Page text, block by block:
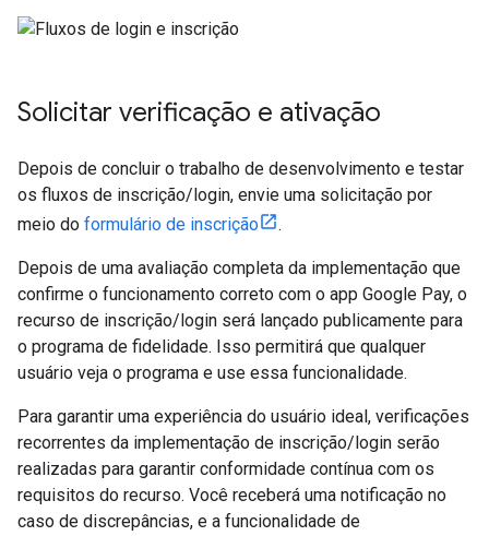
Solicitar verificação e ativação
Depois de concluir o trabalho de desenvolvimento e testar
os fluxos de inscrição/login, envie uma solicitação por
meio do formulário de inscrição .
Depois de uma avaliação completa da implementação que
confirme o funcionamento correto com o app Google Pay, o
recurso de inscrição/login será lançado publicamente para
o programa de fidelidade. Isso permitirá que qualquer
usuário veja o programa e use essa funcionalidade.
Para garantir uma experiência do usuário ideal, verificações
recorrentes da implementação de inscrição/login serão
realizadas para garantir conformidade contínua com os
requisitos do recurso. Você receberá uma notificação no
caso de discrepâncias, e a funcionalidade de